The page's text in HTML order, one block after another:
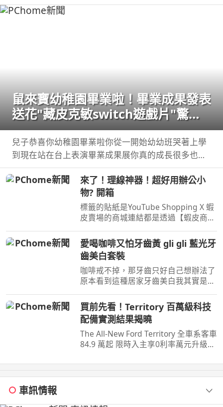
鼠來寶幼稚園畢業啦！畢業成果發表
送花"藏皮克敏switch遊戲片"驚喜
【Bobo TV】
兒子恭喜你幼稚園畢業啦你從一開始幼幼班哭著上學
到現在站在台上表演畢業成果展你真的成長很多也長
大了接下來你即將要上小學 ...
來了！理線神器！超好用辦公小
物? 開箱
標籤的貼紙是YouTube Shopping X 蝦
皮賣場的商城連結都是透過【蝦皮商
家不一定都是我購買 ...
愛喝咖啡又怕牙齒黃 gli gli 藍光牙
齒美白套裝
咖啡戒不掉，那牙齒只好自己想辦法了
原本看到這種居家牙齒美白我其實是抱
了gli ...
買前先看！Territory 百萬級科技
配備實測結果揭曉
The All-New Ford Territory 全車系客車
84.9 萬起 限時入主享0利率萬元升級旗
補助) 預約試 ...
車訊情報